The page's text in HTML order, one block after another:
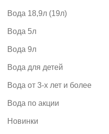
Вода 18,9л (19л)
Вода 5л
Вода 9л
Вода для детей
Вода от 3-х лет и более
Вода по акции
Новинки